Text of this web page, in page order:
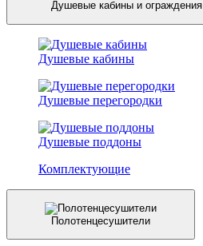
Душевые кабины и ограждения
Душевые кабины
Душевые перегородки
Душевые поддоны
Комплектующие
Полотенцесушители